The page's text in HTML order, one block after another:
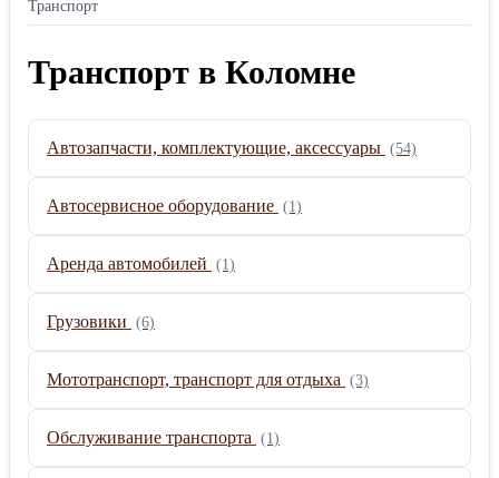
Транспорт
Транспорт в Коломне
Автозапчасти, комплектующие, аксессуары (54)
Автосервисное оборудование (1)
Аренда автомобилей (1)
Грузовики (6)
Мототранспорт, транспорт для отдыха (3)
Обслуживание транспорта (1)